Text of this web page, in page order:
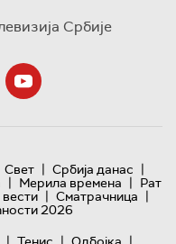
Србије
Свет | Србија данас |
| Мерила времена | Рат
| Сматрачница |
2026